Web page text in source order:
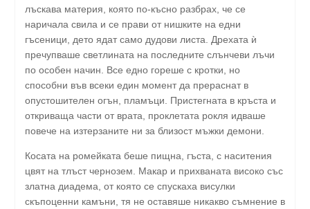
лъскава материя, която по-късно разбрах, че се
наричала свила и се прави от нишките на едни
гъсеници, дето ядат само дудови листа. Дрехата ѝ
пречупваше светлината на последните слънчеви лъчи
по особен начин. Все едно гореше с кротки, но
способни във всеки един момент да прераснат в
опустошителен огън, пламъци. Пристегната в кръста и
откриваща части от врата, проклетата рокля идваше
повече на изтерзаните ни за близост мъжки демони.
Косата на ромейката беше пищна, гъста, с наситения
цвят на тлъст чернозем. Макар и прихваната високо със
златна диадема, от която се спускаха висулки
скъпоценни камъни, тя не оставяше никакво съмнение в